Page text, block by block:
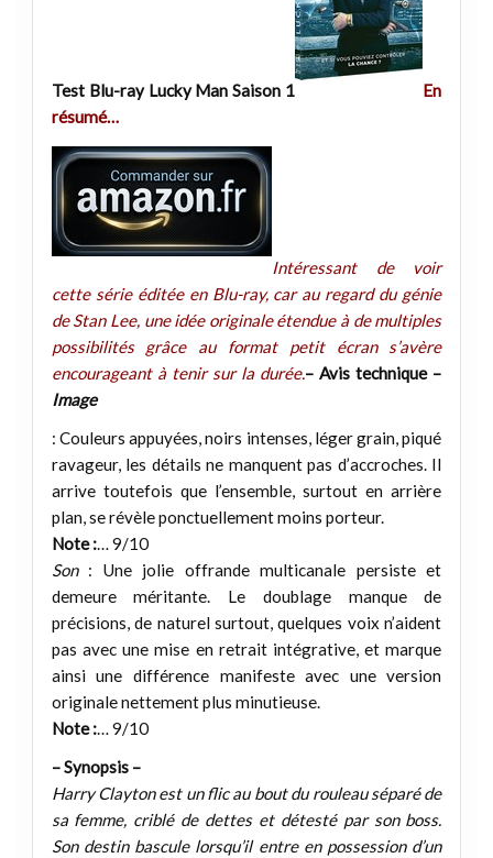
Test Blu-ray Lucky Man Saison 1
En
résumé…
Intéressant de voir
cette série éditée en Blu-ray, car au regard du génie
de Stan Lee, une idée originale étendue à de multiples
possibilités grâce au format petit écran s’avère
encourageant à tenir sur la durée.– Avis technique –
Image
: Couleurs appuyées, noirs intenses, léger grain, piqué
ravageur, les détails ne manquent pas d’accroches. Il
arrive toutefois que l’ensemble, surtout en arrière
plan, se révèle ponctuellement moins porteur.
Note :… 9/10
Son: Une jolie offrande multicanale persiste et
demeure méritante. Le doublage manque de
précisions, de naturel surtout, quelques voix n’aident
pas avec une mise en retrait intégrative, et marque
ainsi une différence manifeste avec une version
originale nettement plus minutieuse.
Note :… 9/10
– Synopsis –
Harry Clayton est un flic au bout du rouleau séparé de
sa femme, criblé de dettes et détesté par son boss.
Son destin bascule lorsqu’il entre en possession d’un